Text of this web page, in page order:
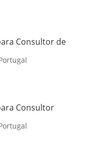
Consultor de
Consultor